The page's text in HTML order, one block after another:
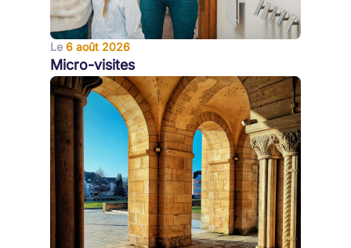
Le 6 août 2026
Micro-visites